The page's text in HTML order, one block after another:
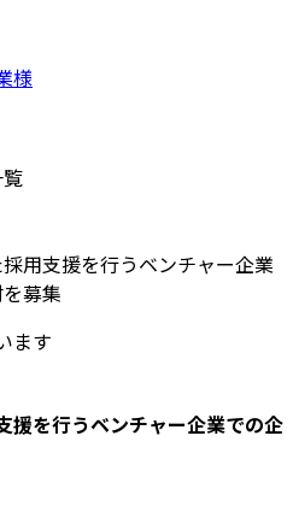
様
用支援を行うベンチャー企業
募集
ます
援を行うベンチャー企業での企